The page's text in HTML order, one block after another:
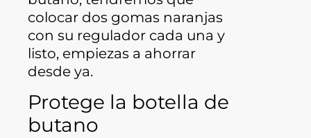
colocar dos gomas naranjas
con su regulador cada una y
listo, empiezas a ahorrar
desde ya.
Protege la botella de
butano